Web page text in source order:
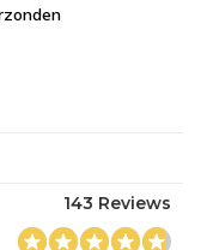
143 Reviews